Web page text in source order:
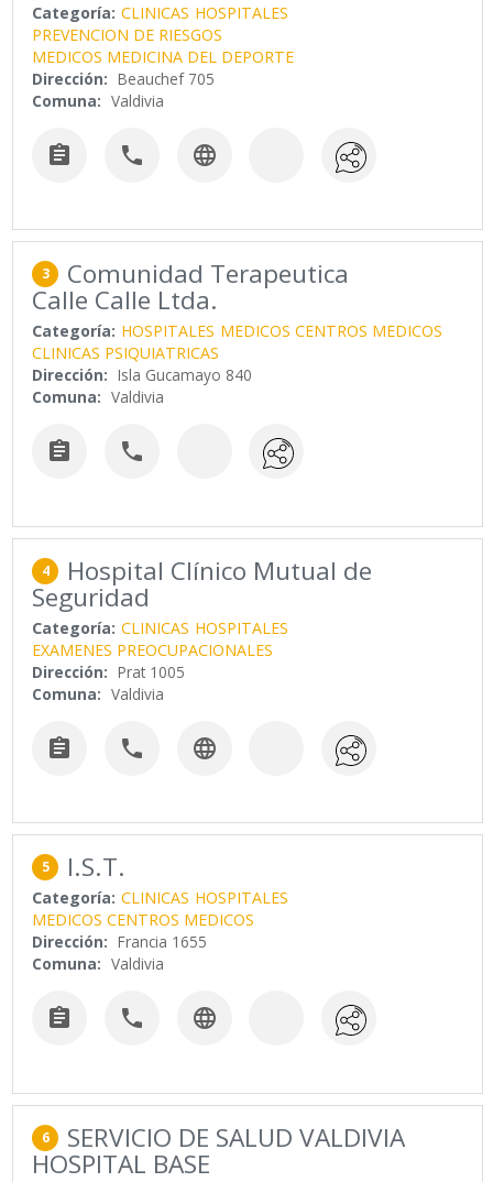
Categoría: CLINICAS HOSPITALES
PREVENCION DE RIESGOS
MEDICOS MEDICINA DEL DEPORTE
Dirección: Beauchef 705
Comuna: Valdivia
  
3 Comunidad Terapeutica
Calle Calle Ltda.
Categoría: HOSPITALES MEDICOS CENTROS MEDICOS
CLINICAS PSIQUIATRICAS
Dirección: Isla Gucamayo 840
Comuna: Valdivia
 
4 Hospital Clínico Mutual de
Seguridad
Categoría: CLINICAS HOSPITALES
EXAMENES PREOCUPACIONALES
Dirección: Prat 1005
Comuna: Valdivia
  
5 I.S.T.
Categoría: CLINICAS HOSPITALES
MEDICOS CENTROS MEDICOS
Dirección: Francia 1655
Comuna: Valdivia
  
6 SERVICIO DE SALUD VALDIVIA
HOSPITAL BASE